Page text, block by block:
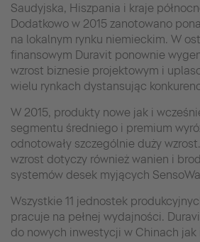
Saudyjska, Hiszpania i kraje
Dodatkowo w 2015 zanotowano
na lokalnym rynku niemieckim. W
finansowym Duravit ponownie
wzrost biznesie projektowym i
wielu rynkach dystansując
W 2015, produkty nowe jak i
segmentu średniego i premium
odnotowały szczególnie duży
wzrost dotyczy również wanien i
systemów desek myjących
Wszystkie 11 jednostek
pracuje na pełnej wydajności.
do nowych inwestycji w Chinach